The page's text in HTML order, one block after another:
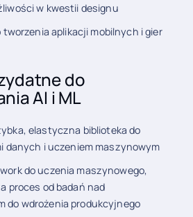
w kwestii designu
tworzenia aplikacji mobilnych i gier
do
AI i ML
elastyczna biblioteka do
danych i uczeniem maszynowym
do uczenia maszynowego,
proces od badań nad
do wdrożenia produkcyjnego